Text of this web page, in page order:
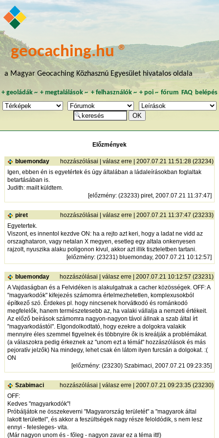
geocaching.hu ®
a Magyar Geocaching Közhasznú Egyesület hivatalos oldala
+ geoládák~ +megtalálások ~ + felhasználók~ + poi~ fórum FAQ belépés
Előzmények
bluemonday hozzászólásai válasz erre | 2007.07.21 11:51:28 (23234)
Igen, ebben én is egyetértek és úgy általában a ládaleírásokban foglaltak
betartásában is.
Judith: mailt küldtem.
[előzmény: (23233) piret, 2007.07.21 11:37:47]
piret hozzászólásai válasz erre | 2007.07.21 11:37:47 (23233)
Egyetertek.
Viszont, es innentol kezdve ON: ha a rejto azt keri, hogy a ladat ne vidd az
orszaghataron, vagy netalan X megyen, esetleg egy altala onkenyesen
rajzolt, nyuszika alaku poligonon kivul, akkor azt illik tiszteletben tartani.
[előzmény: (23231) bluemonday, 2007.07.21 10:12:57]
bluemonday hozzászólásai válasz erre | 2007.07.21 10:12:57 (23231)
A Vajdaságban és a Felvidéken is alakulgatnak a cacher közösségek. OFF: A
"magyarkodók" kifejezés számomra értelmezhetetlen, komplexusokból
építkező szó. Érdekes pl. hogy nincsenek horvátkodó és románkodó
megfelelők, hanem természetesebb az, ha valaki vállalja a nemzeti értékeit.
Az előző beírások számomra nagyon-nagyon távol állnak a szab által írt
"magyarkodástól". Elgondolkodtató, hogy ezekre a dolgokra valakik
mennyire éles szemmel figyelnek és többnyire ők is kreálják a problémákat.
(a válaszokra pedig érkeznek az "unom ezt a témát" hozzászólások és más
pejoratív jelzők) Na mindegy, lehet csak én látom ilyen furcsán a dolgokat. :(
ON
[előzmény: (23230) Szabimaci, 2007.07.21 09:23:35]
Szabimaci hozzászólásai válasz erre | 2007.07.21 09:23:35 (23230)
OFF:
Kedves "magyarkodók"!
Próbáljátok ne összekeverni "Magyarország területét" a "magyarok által
lakott területtel", és akkor a feszültségek nagy része feloldódik, s nem lesz
ennyi - felesleges- vita.
(Már nagyon unom és - főleg - nagyon zavar ez a téma itt!)